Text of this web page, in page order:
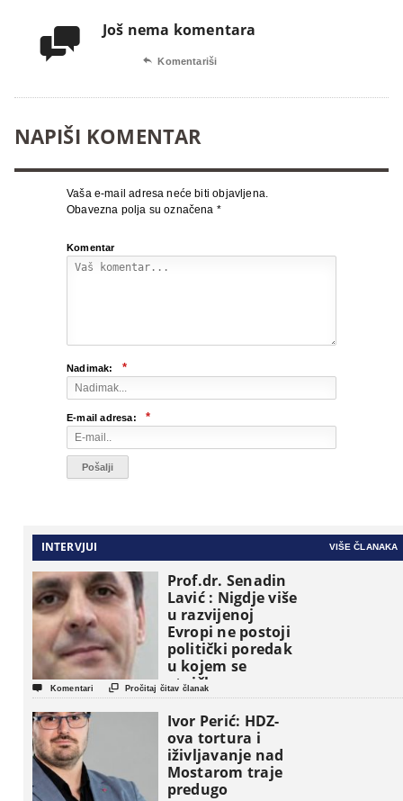
 Još nema komentara
 Komentariši
NAPIŠI KOMENTAR
Vaša e-mail adresa neće biti objavljena.
Obavezna polja su označena *
Komentar
Nadimak: *
E-mail adresa: *
INTERVJUI VIŠE ČLANAKA
Prof.dr. Senadin
Lavić : Nigdje više
u razvijenoj
Evropi ne postoji
politički poredak
u kojem se
etničke grupe
pojavljuju kao
osnovne
političke jedinice
 Komentari  Pročitaj čitav članak
Ivor Perić: HDZ-
ova tortura i
iživljavanje nad
Mostarom traje
predugo